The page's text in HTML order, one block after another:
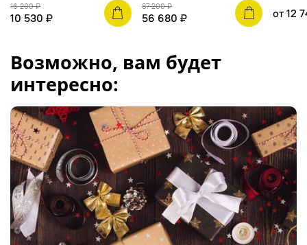
16 200 ₽
10 530 ₽
87 200 ₽
56 680 ₽
от 12
Возможно, вам будет
интересно: